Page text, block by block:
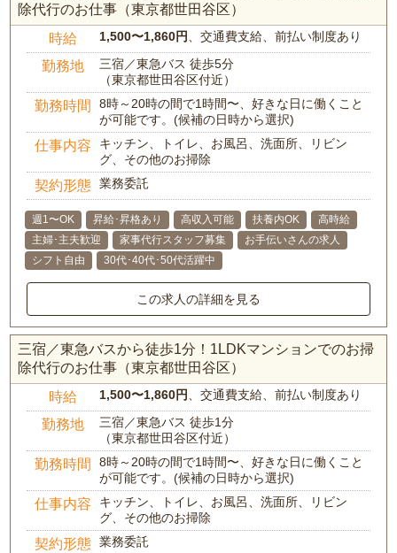
除代行のお仕事（東京都世田谷区）
時給 1,500〜1,860円、交通費支給、前払い制度あり
勤務地
三宿／東急バス 徒歩5分
（東京都世田谷区付近）
勤務時間
8時～20時の間で1時間〜、好きな日に働くこと
が可能です。(候補の日時から選択)
仕事内容
キッチン、トイレ、お風呂、洗面所、リビン
グ、その他のお掃除
契約形態 業務委託
週1〜OK 昇給･昇格あり 高収入可能 扶養内OK
高時給
主婦･主夫歓迎
家事代行スタッフ募集
お手伝いさんの求人
シフト自由
30代･40代･50代活躍中
この求人の詳細を見る
三宿／東急バスから徒歩1分！1LDKマンションでのお掃
除代行のお仕事（東京都世田谷区）
時給 1,500〜1,860円、交通費支給、前払い制度あり
勤務地
三宿／東急バス 徒歩1分
（東京都世田谷区付近）
勤務時間
8時～20時の間で1時間〜、好きな日に働くこと
が可能です。(候補の日時から選択)
仕事内容
キッチン、トイレ、お風呂、洗面所、リビン
グ、その他のお掃除
契約形態 業務委託